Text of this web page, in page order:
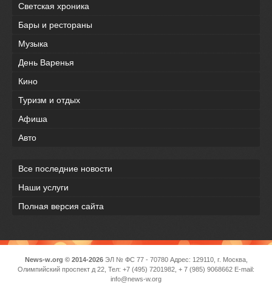
Светская хроника
Бары и рестораны
Музыка
День Варенья
Кино
Туризм и отдых
Афиша
Авто
Все последние новости
Наши услуги
Полная версия сайта
News-w.org © 2014-2026ЭЛ № ФС 77 - 70780 Адрес: 129110, г. Москва,
Олимпийский проспект д 22, Тел: +7 (495) 7201982, + 7 (985) 9068662 E-mail:
info@news-w.org